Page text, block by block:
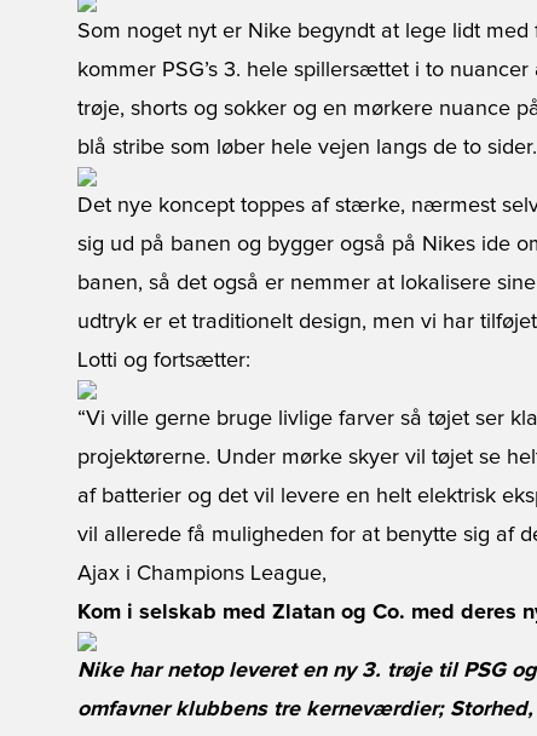
Som noget nyt er Nike begyndt at lege lidt
kommer PSG’s 3. hele spillersættet i to
trøje, shorts og sokker og en mørkere nuance
blå stribe som løber hele vejen langs de to sider.
Det nye koncept toppes af stærke, nærmest
sig ud på banen og bygger også på Nikes ide
banen, så det også er nemmer at lokalisere
udtryk er et traditionelt design, men vi har
Lotti og fortsætter:
“Vi ville gerne bruge livlige farver så tøjet ser
projektørerne. Under mørke skyer vil tøjet se
af batterier og det vil levere en helt elektrisk
vil allerede få muligheden for at benytte sig af
Ajax i Champions League,
Kom i selskab med Zlatan og Co. med deres
Nike har netop leveret en ny 3. trøje til PSG
omfavner klubbens tre kerneværdier;